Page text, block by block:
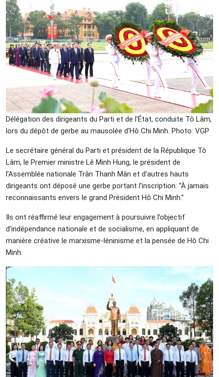
Délégation des dirigeants du Parti et de l'État, conduite Tô Lâm,
lors du dépôt de gerbe au mausolée d'Hô Chi Minh. Photo: VGP
Le secrétaire général du Parti et président de la République Tô
Lâm, le Premier ministre Lê Minh Hung, le président de
l’Assemblée nationale Trân Thanh Mân et d’autres hauts
dirigeants ont déposé une gerbe portant l’inscription: “À jamais
reconnaissants envers le grand Président Hô Chi Minh.”
Ils ont réaffirmé leur engagement à poursuivre l’objectif
d’indépendance nationale et de socialisme, en appliquant de
manière créative le marxisme-léninisme et la pensée de Hô Chi
Minh.